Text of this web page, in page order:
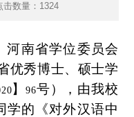
击数量： 1324
河南省学位委员会
优秀博士、硕士学
】96号），由我校
学的《对外汉语中